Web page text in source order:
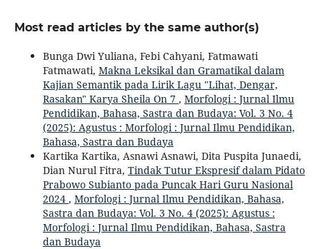
Most read articles by the same author(s)
Bunga Dwi Yuliana, Febi Cahyani, Fatmawati
Fatmawati, Makna Leksikal dan Gramatikal dalam
Kajian Semantik pada Lirik Lagu "Lihat, Dengar,
Rasakan" Karya Sheila On 7 , Morfologi : Jurnal Ilmu
Pendidikan, Bahasa, Sastra dan Budaya: Vol. 3 No. 4
(2025): Agustus : Morfologi : Jurnal Ilmu Pendidikan,
Bahasa, Sastra dan Budaya
Kartika Kartika, Asnawi Asnawi, Dita Puspita Junaedi,
Dian Nurul Fitra, Tindak Tutur Ekspresif dalam Pidato
Prabowo Subianto pada Puncak Hari Guru Nasional
2024 , Morfologi : Jurnal Ilmu Pendidikan, Bahasa,
Sastra dan Budaya: Vol. 3 No. 4 (2025): Agustus :
Morfologi : Jurnal Ilmu Pendidikan, Bahasa, Sastra
dan Budaya